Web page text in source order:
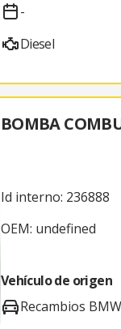
-
Diesel
BOMBA
Id interno: 236888
OEM: undefined
Vehículo de origen
Recambios